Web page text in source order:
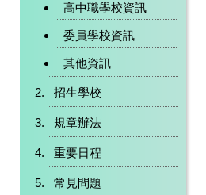
高中職學校資訊
委員學校資訊
其他資訊
招生學校
規章辦法
重要日程
常見問題